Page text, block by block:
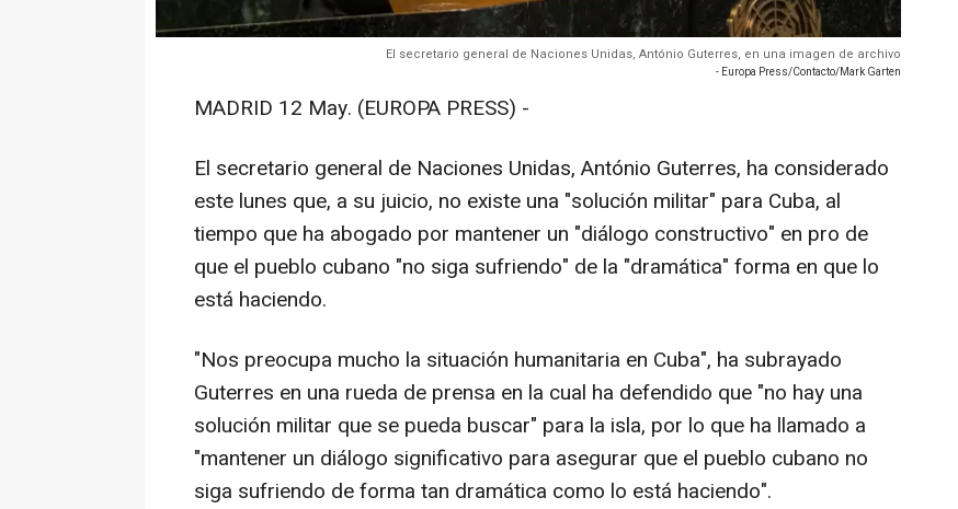
El secretario general de Naciones Unidas, António Guterres, en una imagen de archivo
- Europa Press/Contacto/Mark Garten
MADRID 12 May. (EUROPA PRESS) -
El secretario general de Naciones Unidas, António Guterres, ha considerado
este lunes que, a su juicio, no existe una "solución militar" para Cuba, al
tiempo que ha abogado por mantener un "diálogo constructivo" en pro de
que el pueblo cubano "no siga sufriendo" de la "dramática" forma en que lo
está haciendo.
"Nos preocupa mucho la situación humanitaria en Cuba", ha subrayado
Guterres en una rueda de prensa en la cual ha defendido que "no hay una
solución militar que se pueda buscar" para la isla, por lo que ha llamado a
"mantener un diálogo significativo para asegurar que el pueblo cubano no
siga sufriendo de forma tan dramática como lo está haciendo".